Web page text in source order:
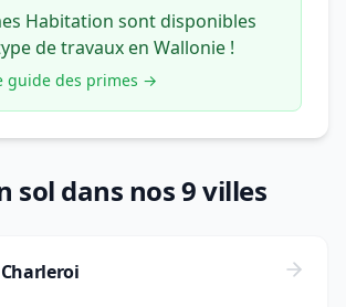
Habitation sont disponibles
de travaux en Wallonie !
guide des primes →
sol dans nos 9 villes